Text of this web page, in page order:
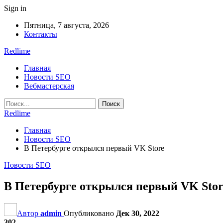
Sign in
Пятница, 7 августа, 2026
Контакты
Redlime
Главная
Новости SEO
Вебмастерская
Redlime
Главная
Новости SEO
В Петербурге открылся первый VK Store
Новости SEO
В Петербурге открылся первый VK
Автор admin Опубликовано Дек 30, 2022